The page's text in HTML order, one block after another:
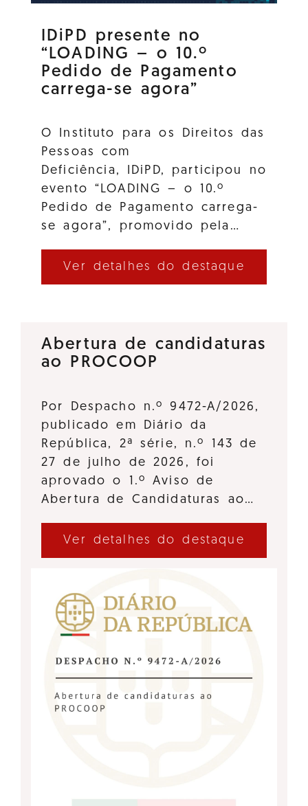
IDiPD presente no
“LOADING – o 10.º
Pedido de Pagamento
carrega-se agora”
O Instituto para os Direitos das
Pessoas com
Deficiência, IDiPD, participou no
evento “LOADING – o 10.º
Pedido de Pagamento carrega-
se agora”, promovido pela…
Ver detalhes do destaque
Abertura de candidaturas
ao PROCOOP
Por Despacho n.º 9472-A/2026,
publicado em Diário da
República, 2ª série, n.º 143 de
27 de julho de 2026, foi
aprovado o 1.º Aviso de
Abertura de Candidaturas ao…
Ver detalhes do destaque